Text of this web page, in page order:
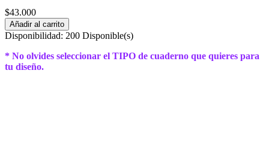
$43.000
Añadir al carrito
Disponibilidad: 200 Disponible(s)
* No olvides seleccionar el TIPO de cuaderno que quieres para
tu diseño.